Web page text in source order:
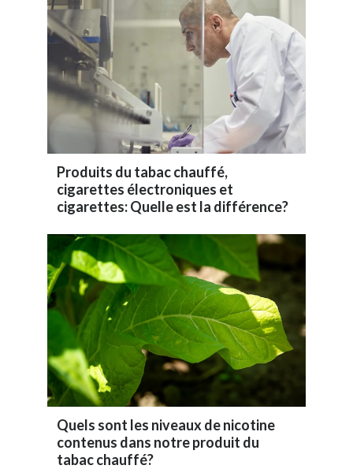
Produits du tabac chauffé,
cigarettes électroniques et
cigarettes: Quelle est la différence?
Quels sont les niveaux de nicotine
contenus dans notre produit du
tabac chauffé?